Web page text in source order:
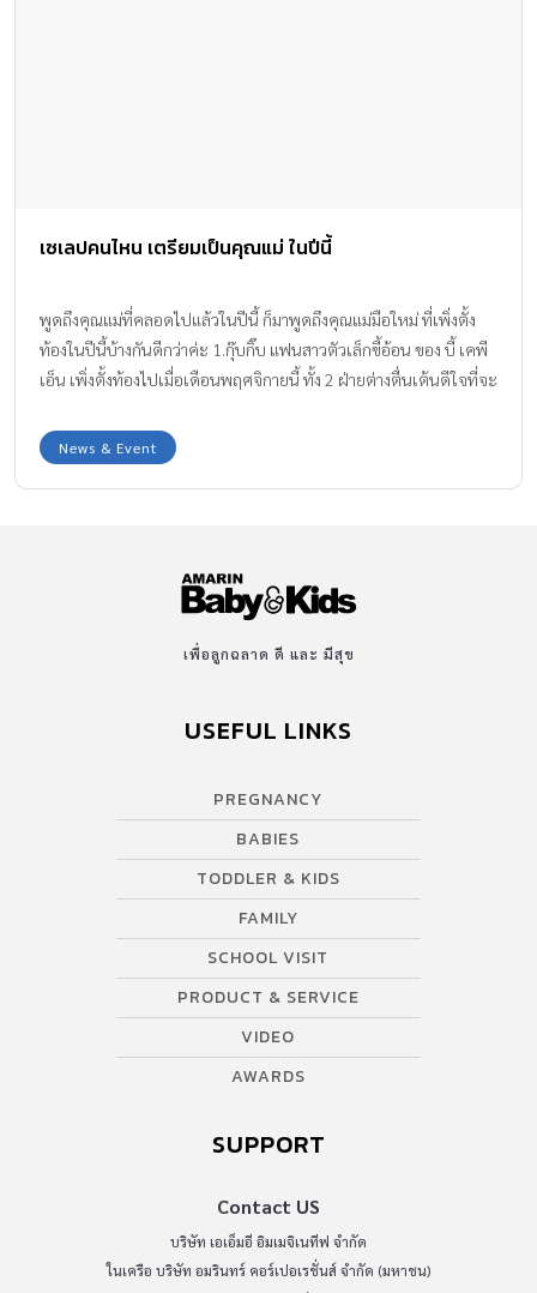
เซเลปคนไหน เตรียมเป็นคุณแม่ ในปีนี้
พูดถึงคุณแม่ที่คลอดไปแล้วในปีนี้ ก็มาพูดถึงคุณแม่มือใหม่ ที่เพิ่งตั้ง
ท้องในปีนี้บ้างกันดีกว่าค่ะ 1.กุ๊บกิ๊บ แฟนสาวตัวเล็กขี้อ้อน ของ บี้ เคพี
เอ็น เพิ่งตั้งท้องไปเมื่อเดือนพฤศจิกายนี้ ทั้ง 2 ฝ่ายต่างตื่นเต้นดีใจที่จะ
แล้วแต่ความสวยและหุ่นก็ยังเป๊ะอยู่ค่ะ ฝึกเลี้ยงน้องโปรดกับน้องณิริน
ไว้เยอะ เริ่มชำนาญ บอกเลยสบายมากที่คราวนี้จะมีน้องเอง CR : IG
อดีตนักแสดง season change เห็นสวีทหวานกับแฟนหนุ่มมาหลายปี
ตอนนี้ตั้งท้องแล้วจ้า CR : IG tye_chutima 5.เพชร เป็นทั้งนักแสดงและ
เจ้าของร้าน purr cat café คาเฟ่แมวย่านสุขุมวิท เห็นตัวเล็กๆ แต่ท้อง
News & Event
เพื่อลูกฉลาด ดี และ มีสุข
USEFUL LINKS
PREGNANCY
BABIES
TODDLER & KIDS
FAMILY
SCHOOL VISIT
PRODUCT & SERVICE
VIDEO
AWARDS
SUPPORT
Contact US
บริษัท เอเอ็มอี อิมเมจิเนทีฟ จำกัด
ในเครือ บริษัท อมรินทร์ คอร์เปอเรชั่นส์ จำกัด (มหาชน)